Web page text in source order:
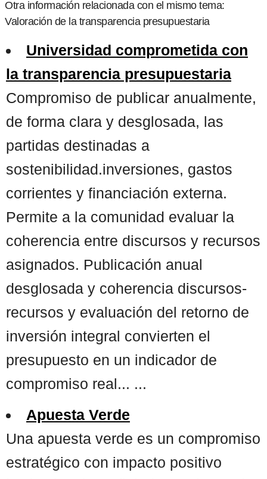
Otra información relacionada con el mismo tema:
Valoración de la transparencia presupuestaria
Universidad comprometida con
la transparencia presupuestaria
Compromiso de publicar anualmente,
de forma clara y desglosada, las
partidas destinadas a
sostenibilidad.inversiones, gastos
corrientes y financiación externa.
Permite a la comunidad evaluar la
coherencia entre discursos y recursos
asignados. Publicación anual
desglosada y coherencia discursos-
recursos y evaluación del retorno de
inversión integral convierten el
presupuesto en un indicador de
compromiso real... ...
Apuesta Verde
Una apuesta verde es un compromiso
estratégico con impacto positivo